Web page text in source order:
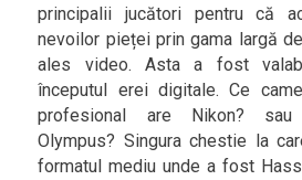
principalii jucători pentru că
nevoilor pieței prin gama largă
ales video. Asta a fost
începutul erei digitale. Ce
profesional are Nikon? sau
Olympus? Singura chestie la
formatul mediu unde a fost